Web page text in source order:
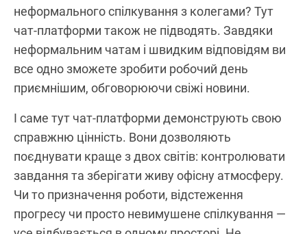
неформального спілкування з колегами? Тут
чат-платформи також не підводять. Завдяки
неформальним чатам і швидким відповідям ви
все одно зможете зробити робочий день
приємнішим, обговорюючи свіжі новини.
І саме тут чат-платформи демонструють свою
справжню цінність. Вони дозволяють
поєднувати краще з двох світів: контролювати
завдання та зберігати живу офісну атмосферу.
Чи то призначення роботи, відстеження
прогресу чи просто невимушене спілкування —